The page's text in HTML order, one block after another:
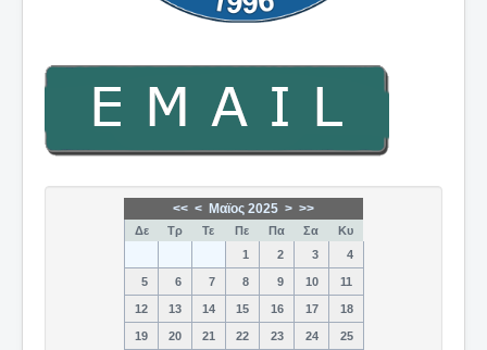
<< < Μαϊος 2025 > >>
Δε Τρ Τε Πε Πα Σα
Κυ
1
2 3 4
5 6 7 8 9 10 11
12 13 14 15 16 17 18
19 20 21 22 23 24 25